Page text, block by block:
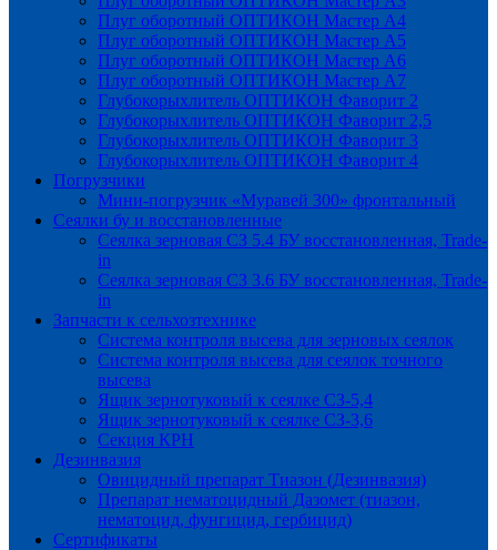
Плуг оборотный ОПТИКОН Мастер А4
Плуг оборотный ОПТИКОН Мастер А5
Плуг оборотный ОПТИКОН Мастер А6
Плуг оборотный ОПТИКОН Мастер А7
Глубокорыхлитель ОПТИКОН Фаворит 2
Глубокорыхлитель ОПТИКОН Фаворит 2,5
Глубокорыхлитель ОПТИКОН Фаворит 3
Глубокорыхлитель ОПТИКОН Фаворит 4
Погрузчики
Мини-погрузчик «Муравей 300» фронтальный
Сеялки бу и восстановленные
Сеялка зерновая СЗ 5.4 БУ восстановленная, Trade-
in
Сеялка зерновая СЗ 3.6 БУ восстановленная, Trade-
in
Запчасти к сельхозтехнике
Система контроля высева для зерновых сеялок
Система контроля высева для сеялок точного
высева
Ящик зернотуковый к сеялке СЗ-5,4
Ящик зернотуковый к сеялке СЗ-3,6
Секция КРН
Дезинвазия
Овицидный препарат Тиазон (Дезинвазия)
Препарат нематоцидный Дазомет (тиазон,
нематоцид, фунгицид, гербицид)
Сертификаты